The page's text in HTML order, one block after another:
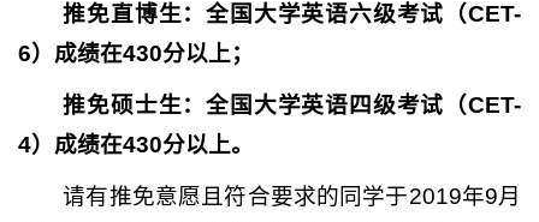
推免直博生：全国大学英语六级考试（CET-
6）成绩在430分以上；
推免硕士生：全国大学英语四级考试（CET-
4）成绩在430分以上。
请有推免意愿且符合要求的同学于2019年9月